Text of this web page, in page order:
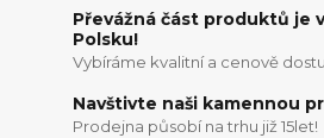
Převážná část produktů je
Polsku!
Vybíráme kvalitní a cenově
Navštivte naši kamennou
Prodejna působí na trhu již 15let!